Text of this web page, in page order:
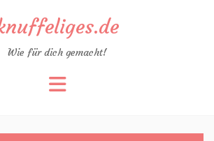
Wie für dich gemacht!